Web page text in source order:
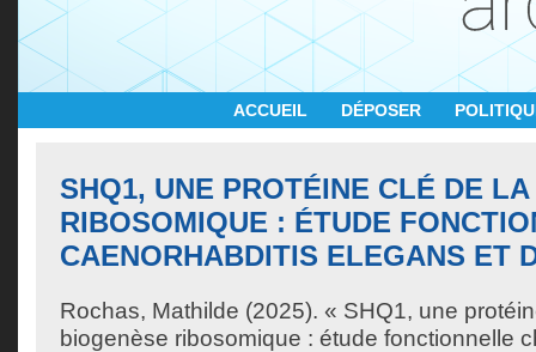
ACCUEIL DÉPOSER
SHQ1, UNE PROTÉINE CLÉ DE
RIBOSOMIQUE : ÉTUDE
CAENORHABDITIS ELEGANS ET
Rochas, Mathilde (2025). « SHQ1, une
biogenèse ribosomique : étude fonctionnelle